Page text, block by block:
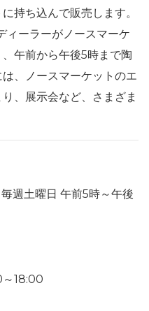
持ち込んで販売します。
ィーラーがノースマーケ
午前から午後5時まで陶
、ノースマーケットのエ
、展示会など、さまざま
週土曜日 午前5時～午後
18:00